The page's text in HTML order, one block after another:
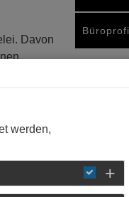
Davon
kein
gute
bei
läuft,
Durch
und
(MinBl.
bekannt
werden,